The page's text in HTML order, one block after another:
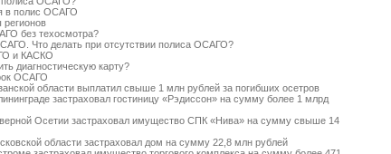
в полис ОСАГО
без техосмотра?
Что делать при отсутствии полиса ОСАГО?
и КАСКО
диагностическую карту?
ОСАГО
области выплатил свыше 1 млн рублей за погибших осетров
застраховал гостиницу «Рэдиссон» на сумму более 1 млрд
Осетии застраховал имущество СПК «Нива» на сумму свыше 14
области застраховал дом на сумму 22,8 млн рублей